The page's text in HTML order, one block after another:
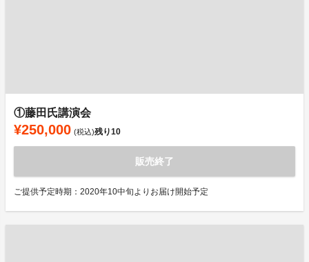
①藤田氏講演会
¥250,000 (税込)残り10
販売終了
ご提供予定時期：2020年10中旬よりお届け開始予定